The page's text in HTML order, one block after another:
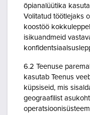
õpianalüütika
Volitatud töötlejaks
koostöö
isikuandmeid
6.2 Teenuse
kasutab Teenus
küpsiseid, mis
geograafilist